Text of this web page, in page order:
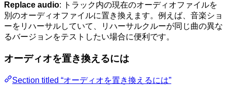
Replace audio: トラック内の現在のオーディオファイルを
別のオーディオファイルに置き換えます。例えば、音楽ショ
ーをリハーサルしていて、リハーサルクルーが同じ曲の異な
るバージョンをテストしたい場合に便利です。
オーディオを置き換えるには
Section titled “オーディオを置き換えるには”